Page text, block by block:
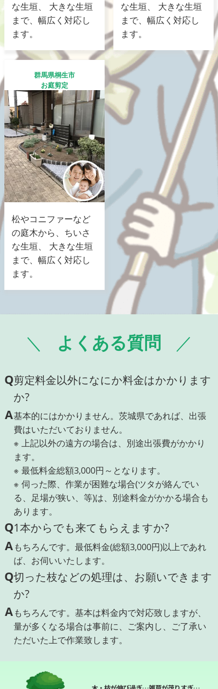
な生垣、 大きな生垣
まで、幅広く対応し
ます。
な生垣、 大きな生垣
まで、幅広く対応し
ます。
群馬県桐生市
お庭剪定
松やコニファーなど
の庭木から、ちいさ
な生垣、 大きな生垣
まで、幅広く対応し
ます。
よくある質問
Q剪定料金以外になにか料金はかかります
か?
A基本的にはかかりません。茨城県であれば、出張
費はいただいておりません。
※ 上記以外の遠方の場合は、別途出張費がかかり
ます。
※ 最低料金総額3,000円～となります。
※ 伺った際、作業が困難な場合(ツタが絡んでい
る、足場が狭い、等)は、別途料金がかかる場合も
あります。
Q1本からでも来てもらえますか?
Aもちろんです。最低料金(総額3,000円)以上であれ
ば、お伺いいたします。
Q切った枝などの処理は、お願いできます
か?
Aもちろんです。基本は料金内で対応致しますが、
量が多くなる場合は事前に、ご案内し、ご了承い
ただいた上で作業致します。